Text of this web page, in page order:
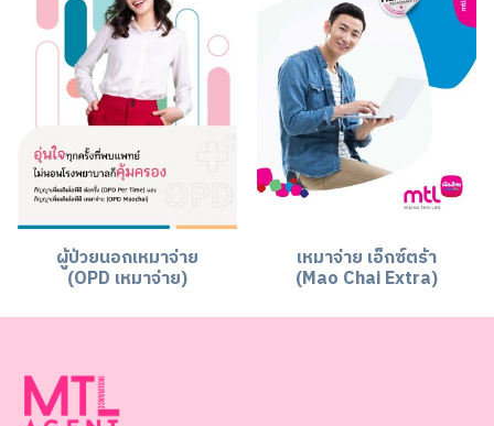
ผู้ป่วยนอกเหมาจ่าย
(OPD เหมาจ่าย)
เหมาจ่าย เอ็กซ์ตร้า
(Mao Chai Extra)